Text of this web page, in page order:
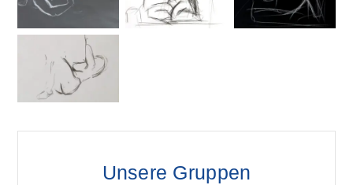
Unsere Gruppen